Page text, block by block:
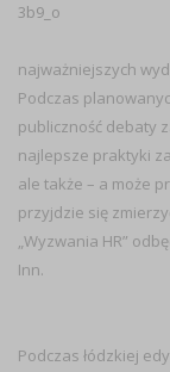
najważniejszych
Podczas
publiczność debaty
najlepsze praktyki
ale także – a może
przyjdzie się
„Wyzwania HR”
Inn.
Podczas łódzkiej